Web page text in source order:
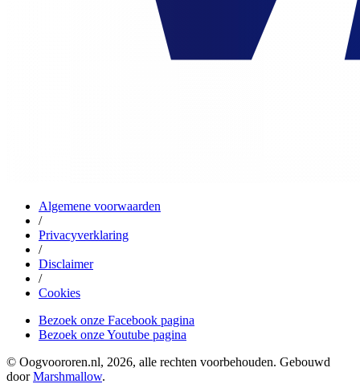
Algemene voorwaarden
/
Privacyverklaring
/
Disclaimer
/
Cookies
Bezoek onze Facebook pagina
Bezoek onze Youtube pagina
© Oogvoororen.nl, 2026, alle rechten voorbehouden. Gebouwd
doorMarshmallow.